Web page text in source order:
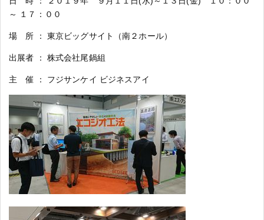
～ １７：００
場 所 ： 東京ビッグサイト（南２ホール）
出展者 ： 株式会社尾鍋組
主 催 ： フジサンケイ ビジネスアイ